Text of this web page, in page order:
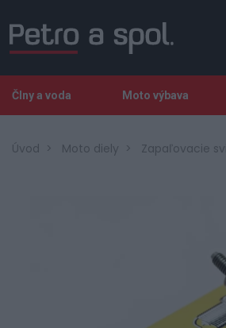
Člny a voda Moto výbava
Úvod Moto diely Zapaľovacie